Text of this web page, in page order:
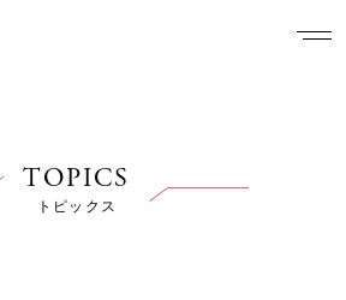
TOPICS
トピックス